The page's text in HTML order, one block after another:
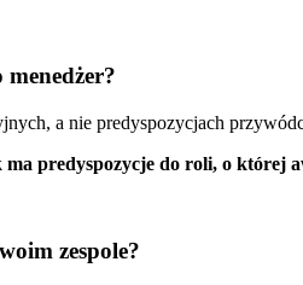
a nie predyspozycjach
predyspozycje do roli, o której
zespole?